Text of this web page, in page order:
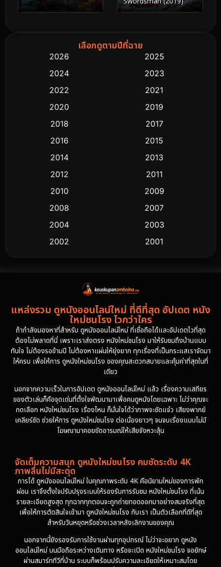
เลือกดูตามปีที่ฉาย
2026
2025
2024
2023
2022
2021
2020
2019
2018
2017
2016
2015
2014
2013
2012
2011
2010
2009
2008
2007
2004
2003
2002
2001
2000
1997
1986
1985
1981
1978
1974
แหล่งรวม ดูหนังออนไลน์ใหม่ ที่ดีที่สุด อัปเดต หนัง
ใหม่ชนโรง ไวกว่าใคร
ถ้ากำลังมองหาที่สำหรับ ดูหนังออนไลน์ใหม่ ที่เชื่อถือได้และอัปเดตไวที่สุด
ต้องไม่พลาดที่นี่ เพราะเราส่งตรง หนังใหม่ชนโรง มาให้รับชมถึงบ้านแบบ
ทันใจ ไม่ต้องรอข้ามปี ไม่ต้องหาแผ่นให้ยุ่งยาก ทุกเรื่องที่เป็นกระแสเราจัดมา
ให้ครบ เพื่อให้การ ดูหนังใหม่ชนโรง ของคุณสะดวกสบายและคุ้มค่าที่สุดในที่
เดียว
นอกจากความเร็วในการอัปเดต ดูหนังออนไลน์ใหม่ แล้ว เรื่องความเสถียร
ของตัวเล่นก็คือจุดเด่นที่ตั้งใจพัฒนามาเพื่อคนดูหนังโดยเฉพาะ ไม่ว่าคุณจะ
กดเลือก หนังใหม่ชนโรง เรื่องไหน ก็มั่นใจได้ว่าภาพจะชัดแจ๋ว เสียงพากย์
เคลียร์ชัด ช่วยให้การ ดูหนังใหม่ชนโรง ต่อเนื่องยาวๆ จนจบเรื่องแบบไม่มี
โฆษณามาคอยขัดอารมณ์ให้เสียจังหวะลุ้น
จัดเต็มความสนุก ดูหนังใหม่ชนโรง คมชัดระดับ 4K
ภาพลื่นไม่มีสะดุด
การได้ ดูหนังออนไลน์ใหม่ ในคุณภาพระดับ 4K คือนิยามใหม่ของการพัก
ผ่อน เราจึงตั้งใจปรับปรุงระบบให้รองรับการรับชม หนังใหม่ชนโรง ที่เน้น
รายละเอียดสูงสุด ทุกฉากทุกตอนจะถูกถ่ายทอดออกมาอย่างสมจริงที่สุด
เพื่อให้การตัดสินใจเข้ามา ดูหนังใหม่ชนโรง กับเรา เป็นตัวเลือกที่ดีที่สุด
สำหรับวันหยุดหรือช่วงเวลาหลังเลิกงานของคุณ
นอกจากนี้ยังรองรับการใช้งานผ่านทุกอุปกรณ์ ไม่ว่าจะอยาก ดูหนัง
ออนไลน์ใหม่ บนมือถือระหว่างเดินทาง หรือจะเปิด หนังใหม่ชนโรง จอยักษ์
ผ่านสมาร์ททีวีที่บ้าน ระบบก็พร้อมปรับความละเอียดให้เหมาะสมโดย